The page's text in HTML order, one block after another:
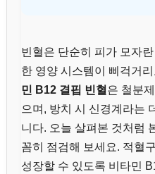
빈혈은 단순히 피가 모자
한 영양 시스템이 삐걱거
민 B12 결핍 빈혈 은 철분
으며, 방치 시 신경계라는
니다. 오늘 살펴본 것처럼
꼼히 점검해 보세요. 적혈
성장할 수 있도록 비타민